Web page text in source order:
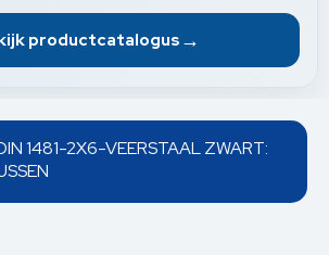
productcatalogus →
1481-2X6-VEERSTAAL ZWART: